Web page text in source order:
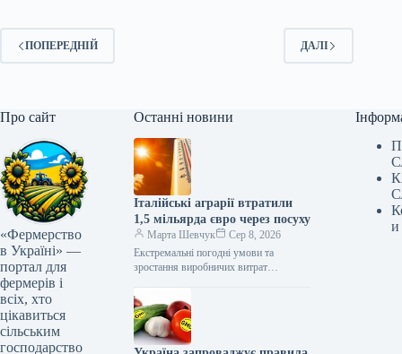
ПОПЕРЕДНІЙ ДАЛІ
Про сайт
«Фермерство
в Україні» —
портал для
фермерів і
всіх, хто
цікавиться
сільським
господарство
Останні новини
Італійські аграрії втратили
1,5 мільярда євро через посуху
Марта Шевчук
Сер 8, 2026
Екстремальні погодні умови та
зростання виробничих витрат
сільському господарству Італії,
охоплюючи практично всі основні
види аграрної…
и